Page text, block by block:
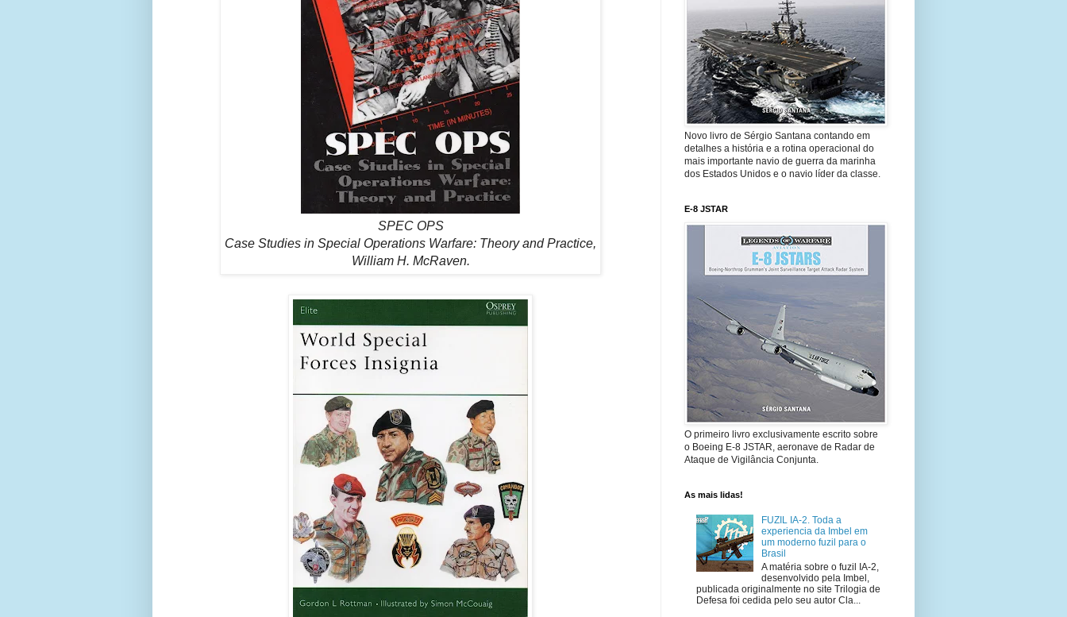
SPEC OPS
Case Studies in Special Operations Warfare: Theory and Practice,
William H. McRaven.
Novo livro de Sérgio Santana contando em
detalhes a história e a rotina operacional do
mais importante navio de guerra da marinha
dos Estados Unidos e o navio líder da classe.
E-8 JSTAR
O primeiro livro exclusivamente escrito sobre
o Boeing E-8 JSTAR, aeronave de Radar de
Ataque de Vigilância Conjunta.
As mais lidas!
FUZIL IA-2. Toda a
experiencia da Imbel em
um moderno fuzil para o
Brasil
A matéria sobre o fuzil IA-2,
desenvolvido pela Imbel,
publicada originalmente no site Trilogia de
Defesa foi cedida pelo seu autor Cla...